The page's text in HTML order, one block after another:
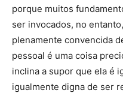
porque muitos
ser invocados, no
plenamente convencida
pessoal é uma coisa
inclina a supor que ela é
igualmente digna de ser